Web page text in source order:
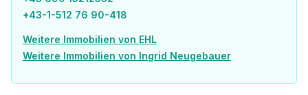
Schule <500m
Kindergarten <500m
Universität <750m
Höhere Schule <750m
Supermarkt <250m
+43-1-512 76 90-418
Weitere Immobilien von EHL
Weitere Immobilien von Ingrid Neugebauer